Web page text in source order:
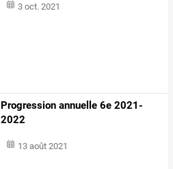
3 oct. 2021
Progression annuelle 6e 2021-
2022
13 août 2021